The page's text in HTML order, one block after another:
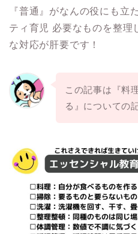
『普通』がなんの役にも立
ティ育児 必要なものを整理
な対応が肝要です！
この記事は『料
る』についての